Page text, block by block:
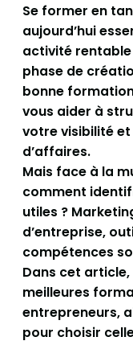
Se former en
aujourd’hui
activité rentable
phase de
bonne
vous aider à
votre visibilité
d’affaires.
Mais face à la
comment
utiles ?
d’entreprise,
compétences
Dans cet
meilleures
entrepreneurs,
pour choisir